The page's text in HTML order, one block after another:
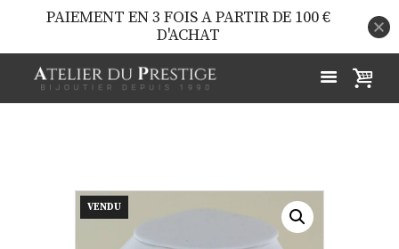
VENDU
PAIEMENT EN 3 FOIS A PARTIR DE 100 €
D'ACHAT